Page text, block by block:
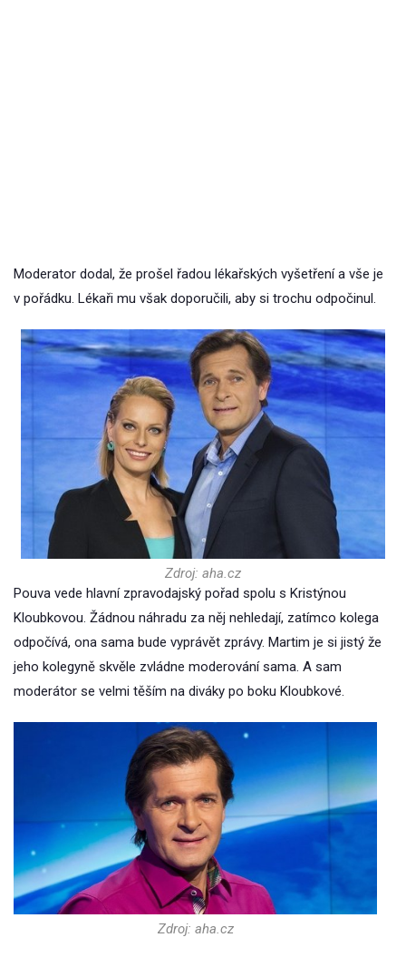
Moderator dodal, že prošel řadou lékařských vyšetření a vše je
v pořádku. Lékaři mu však doporučili, aby si trochu odpočinul.
Zdroj: aha.cz
Pouva vede hlavní zpravodajský pořad spolu s Kristýnou
Kloubkovou. Žádnou náhradu za něj nehledají, zatímco kolega
odpočívá, ona sama bude vyprávět zprávy. Martim je si jistý že
jeho kolegyně skvěle zvládne moderování sama. A sam
moderátor se velmi těším na diváky po boku Kloubkové.
Zdroj: aha.cz